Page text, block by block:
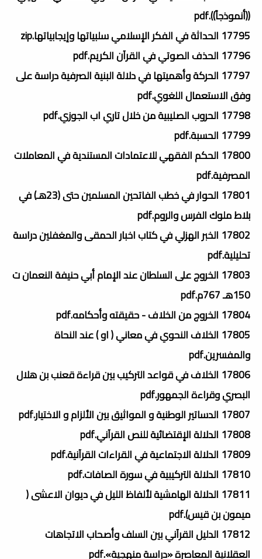
((أنموذجاً)).pdf
17795 الحداثة في الفكر الإسلامي سلبياتها وإيجابياتها.zip
17796 الحذف الصوتي في القرآن الكريم.pdf
17797 الحركة وأهميتها في دلالة البنية الصرفية دراسة على
وفق الاستعمال اللغوي.pdf
17798 الحروب الصليبية من خلال تاري اب الجوزي.pdf
17799 الحسبة.pdf
17800 الحكم الفقهي للاعتمادات المستندية في المعاملات
المصرفية.pdf
17801 الحوار في خطب الفاتحين المسلمين حتى (23هـ) في
بلاط ملوك الفرس والروم.pdf
17802 الخبر الهزلي في كتاب اخبار الحمقى والمغفلين دراسة
تحليلية.pdf
17803 الخروج على السلطان عند الإمام أبي حنيفة النعمان ت
150هـ 767م.pdf
17804 الخروج من الخلاف - حقيقته وأحكامه.pdf
17805 الخلاف النحوي في معاني ( او ) عند النحاة
والمفسرين.pdf
17806 الخلاف في قواعد التركيب بين قراءة قعنب بن هلال
البصري وقراءة الجمهور.pdf
17807 الدساتير الوطنية و المواثيق بين الألزام و الاختيار.pdf
17808 الدلالة الإقتضائية للنص القرآني.pdf
17809 الدلالة الاجتماعية في القراءات القرآنية.pdf
17810 الدلالة التركيبية في سورة الصافات.pdf
17811 الدلالة الهامشية لألفاظ الليل في ديوان الاعشى (
ميمون بن قيس).pdf
17812 الدليل القرآني بين السلف وأصحاب الاتجاهات
العقلانية المعاصرة «دراسة منهجية».pdf